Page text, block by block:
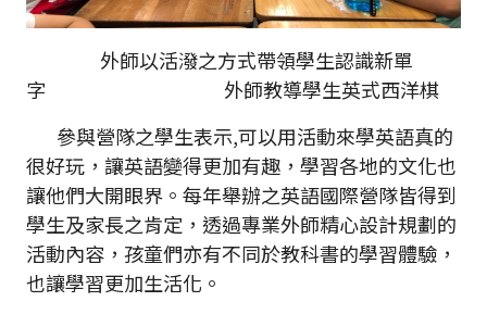
外師以活潑之方式帶領學生認識新單
字 外師教導學生英式西洋棋
參與營隊之學生表示,可以用活動來學英語真的
很好玩，讓英語變得更加有趣，學習各地的文化也
讓他們大開眼界。每年舉辦之英語國際營隊皆得到
學生及家長之肯定，透過專業外師精心設計規劃的
活動內容，孩童們亦有不同於教科書的學習體驗，
也讓學習更加生活化。